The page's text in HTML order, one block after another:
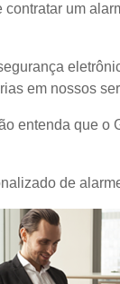
um
em nossos
entenda que
de